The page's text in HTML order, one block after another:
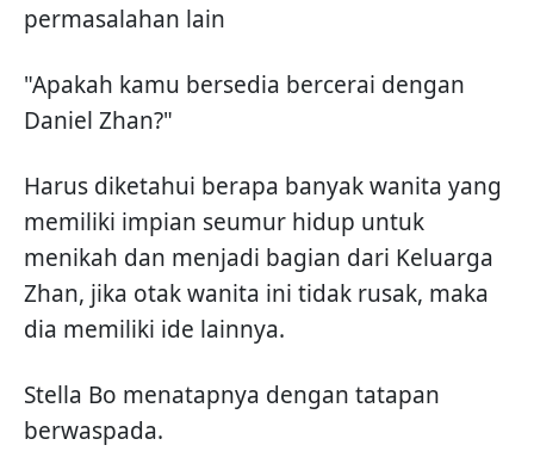
permasalahan lain
"Apakah kamu bersedia bercerai dengan
Daniel Zhan?"
Harus diketahui berapa banyak wanita yang
memiliki impian seumur hidup untuk
menikah dan menjadi bagian dari Keluarga
Zhan, jika otak wanita ini tidak rusak, maka
dia memiliki ide lainnya.
Stella Bo menatapnya dengan tatapan
berwaspada.